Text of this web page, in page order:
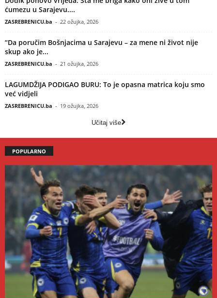
ćumezu u Sarajevu....
ZASREBRENICU.ba - 22 ožujka, 2026
“Da poručim Bošnjacima u Sarajevu – za mene ni život nije
skup ako je...
ZASREBRENICU.ba - 21 ožujka, 2026
LAGUMDŽIJA PODIGAO BURU: To je opasna matrica koju smo
već vidjeli
ZASREBRENICU.ba - 19 ožujka, 2026
Učitaj više
POPULARNO